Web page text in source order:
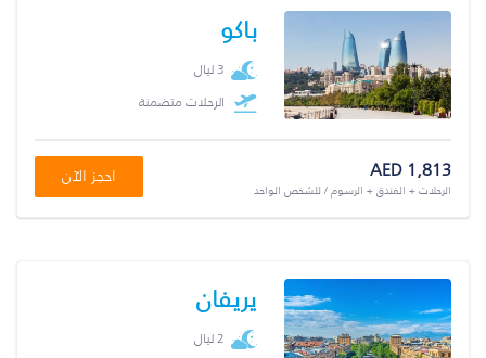
باكو
3 ليال
الرحلات متضمنة
AED 1,813
الرحلات + الفندق + الرسوم / للشخص الواحد
احجز الآن
يريفان
2 ليال